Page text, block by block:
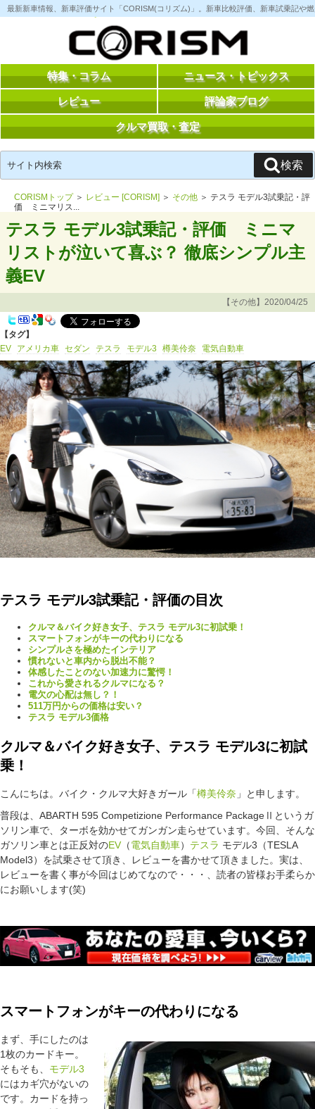
コ
ン
へ
最新新車情報、新車評価サイト「CORISM(コリズム)」。新車比較評価、新車試乗記や
特集・コラム ニュース・トピックス
レビュー 評論家ブログ
クルマ買取・査定
索:
検索
CORISMトップ＞ レビュー [CORISM] ＞ その他 ＞ テスラ モデル3試乗記・評
価 ミニマリス...
テスラ モデル3試乗記・評価 ミニマ
リストが泣いて喜ぶ？ 徹底シンプル主
義EV
【その他】2020/04/25
【タグ】
EV
アメリカ車 セダン テスラ モデル3 樽美伶奈 電気自動車
テスラ モデル3試乗記・評価の目次
クルマ＆バイク好き女子、テスラ モデル3に初試乗！
スマートフォンがキーの代わりになる
シンプルさを極めたインテリア
慣れないと車内から脱出不能？
体感したことのない加速力に驚愕！
これから愛されるクルマになる？
電欠の心配は無し？！
511万円からの価格は安い？
テスラ モデル3価格
クルマ＆バイク好き女子、テスラ モデル3に初試
乗！
こんにちは。バイク・クルマ大好きガール「樽美伶奈 」と申します。
普段は、ABARTH 595 Competizione Performance PackageⅡというガ
ソリン車で、ターボを効かせてガンガン走らせています。今回、そんな
ガソリン車とは正反対のEV （電気自動車） テスラ モデル3（TESLA
Model3）を試乗させて頂き、レビューを書かせて頂きました。実は、
レビューを書く事が今回はじめてなので・・・、読者の皆様お手柔らか
にお願いします(笑)
スマートフォンがキーの代わりになる
まず、手にしたのは
1枚のカードキー。
そもそも、 モデル3
にはカギ穴がないの
です。カードを持っ